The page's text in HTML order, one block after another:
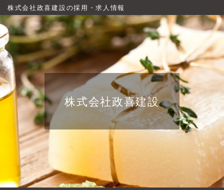
株式会社政喜建設の採用・求人情報
株式会社政喜建設